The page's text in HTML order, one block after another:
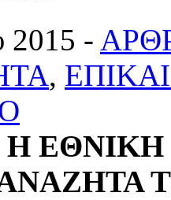
2015 -
,
Η